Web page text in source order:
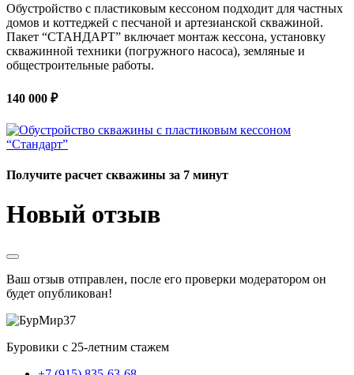
Обустройство с пластиковым кессоном подходит для частных
домов и коттеджей с песчаной и артезианской скважиной.
Пакет “СТАНДАРТ” включает монтаж кессона, установку
скважинной техники (погружного насоса), земляные и
общестроительные работы.
140 000 ₽
Получите расчет скважины за 7 минут
Новый отзыв
Ваш отзыв отправлен, после его проверки модератором он
будет опубликован!
Буровики с 25-летним стажем